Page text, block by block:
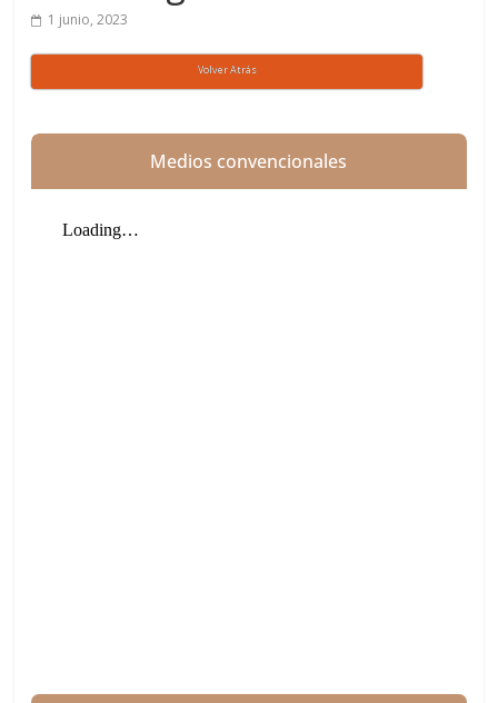
del
Ecuador
1 junio, 2023
Volver Atrás
Medios convencionales